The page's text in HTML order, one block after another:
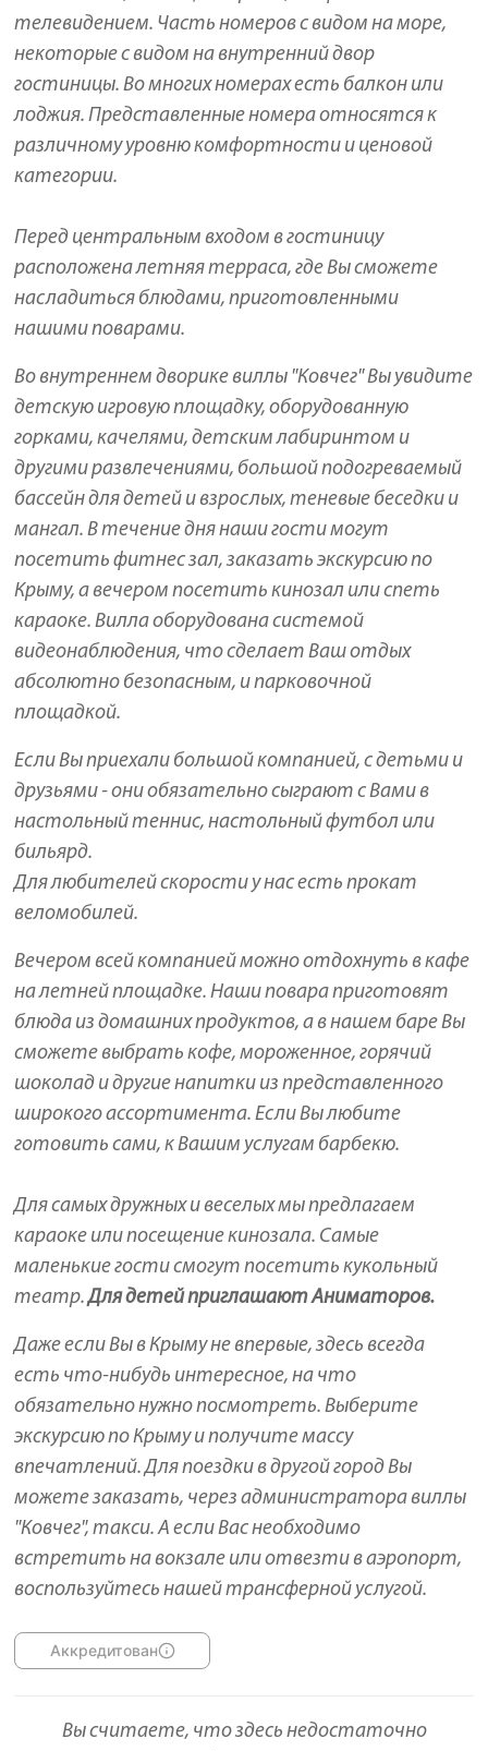
телевидением. Часть номеров с видом на море,
некоторые с видом на внутренний двор
гостиницы. Во многих номерах есть балкон или
лоджия. Представленные номера относятся к
различному уровню комфортности и ценовой
категории.
Перед центральным входом в гостиницу
расположена летняя терраса, где Вы сможете
насладиться блюдами, приготовленными
нашими поварами.
Во внутреннем дворике виллы "Ковчег" Вы увидите
детскую игровую площадку, оборудованную
горками, качелями, детским лабиринтом и
другими развлечениями, большой подогреваемый
бассейн для детей и взрослых, теневые беседки и
мангал. В течение дня наши гости могут
посетить фитнес зал, заказать экскурсию по
Крыму, а вечером посетить кинозал или спеть
караоке. Вилла оборудована системой
видеонаблюдения, что сделает Ваш отдых
абсолютно безопасным, и парковочной
площадкой.
Если Вы приехали большой компанией, с детьми и
друзьями - они обязательно сыграют с Вами в
настольный теннис, настольный футбол или
бильярд.
Для любителей скорости у нас есть прокат
веломобилей.
Вечером всей компанией можно отдохнуть в кафе
на летней площадке. Наши повара приготовят
блюда из домашних продуктов, а в нашем баре Вы
сможете выбрать кофе, мороженное, горячий
шоколад и другие напитки из представленного
широкого ассортимента. Если Вы любите
готовить сами, к Вашим услугам барбекю.
Для самых дружных и веселых мы предлагаем
караоке или посещение кинозала. Самые
маленькие гости смогут посетить кукольный
театр.Для детей приглашают Аниматоров.
Даже если Вы в Крыму не впервые, здесь всегда
есть что-нибудь интересное, на что
обязательно нужно посмотреть. Выберите
экскурсию по Крыму и получите массу
впечатлений. Для поездки в другой город Вы
можете заказать, через администратора виллы
"Ковчег", такси. А если Вас необходимо
встретить на вокзале или отвезти в аэропорт,
воспользуйтесь нашей трансферной услугой.
Аккредитован
Вы считаете, что здесь недостаточно